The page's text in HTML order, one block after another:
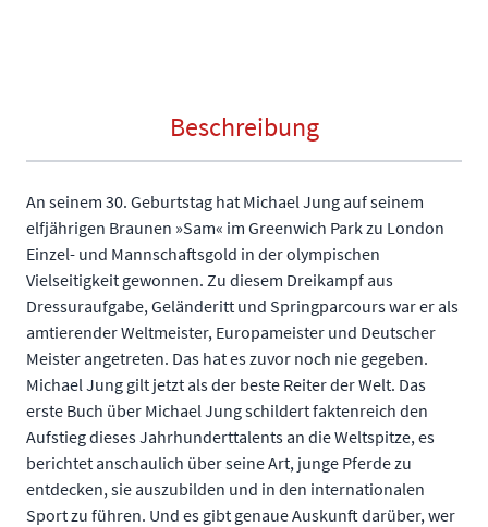
Beschreibung
An seinem 30. Geburtstag hat Michael Jung auf seinem
elfjährigen Braunen »Sam« im Greenwich Park zu London
Einzel- und Mannschaftsgold in der olympischen
Vielseitigkeit gewonnen. Zu diesem Dreikampf aus
Dressuraufgabe, Geländeritt und Springparcours war er als
amtierender Weltmeister, Europameister und Deutscher
Meister angetreten. Das hat es zuvor noch nie gegeben.
Michael Jung gilt jetzt als der beste Reiter der Welt. Das
erste Buch über Michael Jung schildert faktenreich den
Aufstieg dieses Jahrhunderttalents an die Weltspitze, es
berichtet anschaulich über seine Art, junge Pferde zu
entdecken, sie auszubilden und in den internationalen
Sport zu führen. Und es gibt genaue Auskunft darüber, wer